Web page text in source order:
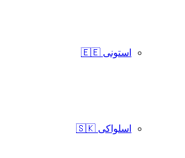
استونی 🇪🇪
اسلواکی 🇸🇰